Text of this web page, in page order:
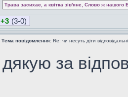
Трава засихає, а квітка зів'яне, Слово ж нашого
+3 (3-0)
Тема повідомлення: Re: чи несуть діти
дякую за